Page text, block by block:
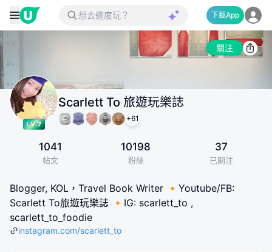
下載App
關注
Scarlett To 旅遊玩樂誌
+61
1041
帖文
10198
粉絲
37
已關注
Blogger, KOL，Travel Book Writer 🔸Youtube/FB:
Scarlett To旅遊玩樂誌 🔸IG: scarlett_to ,
scarlett_to_foodie
instagram.com/scarlett_to